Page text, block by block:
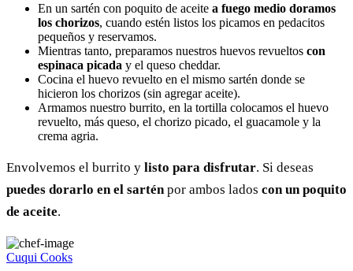
En un sartén con poquito de aceite a fuego medio doramos
los chorizos, cuando estén listos los picamos en pedacitos
pequeños y reservamos.
Mientras tanto, preparamos nuestros huevos revueltos con
espinaca picada y el queso cheddar.
Cocina el huevo revuelto en el mismo sartén donde se
hicieron los chorizos (sin agregar aceite).
Armamos nuestro burrito, en la tortilla colocamos el huevo
revuelto, más queso, el chorizo picado, el guacamole y la
crema agria.
Envolvemos el burrito y listo para disfrutar. Si deseas
puedes dorarlo en el sartén por ambos lados con un poquito
de aceite.
Cuqui Cooks